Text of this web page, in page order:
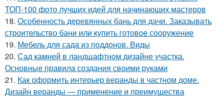
ТОП-100 фото лучших идей для начинающих мастеров
18. Особенность деревянных бань для дачи. Заказывать
строительство бани или купить готовое сооружение
19. Мебель для сада из поддонов. Виды
20. Сад камней в ландшафтном дизайне участка.
Основные правила создания своими руками
21. Как оформить интерьер веранды в частном доме.
Дизайн веранды — применение и преимущества